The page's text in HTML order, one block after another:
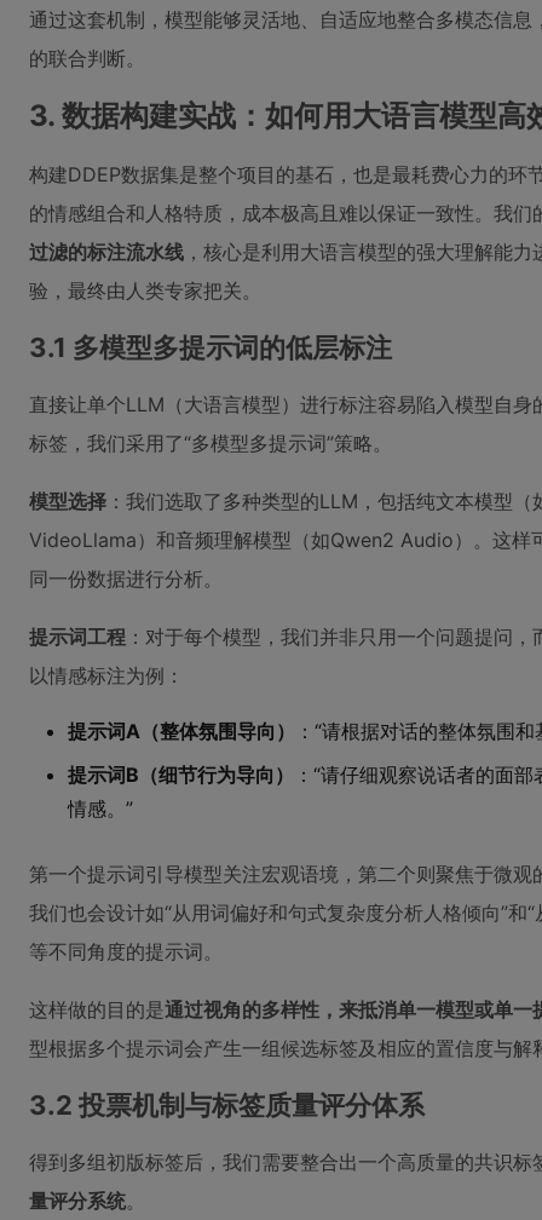
通过这套机制，模型能够灵活地、自适应地整合多模态信
的联合判断。
3. 数据构建实战：如何用大语言模型高
构建DDEP数据集是整个项目的基石，也是最耗费心力的环
的情感组合和人格特质，成本极高且难以保证一致性。我们
过滤的标注流水线 ，核心是利用大语言模型的强大理解能
验，最终由人类专家把关。
3.1 多模型多提示词的低层标注
直接让单个LLM（大语言模型）进行标注容易陷入模型自
标签，我们采用了“多模型多提示词”策略。
模型选择 ：我们选取了多种类型的LLM，包括纯文本模型
VideoLlama）和音频理解模型（如Qwen2 Audio）。这样
同一份数据进行分析。
提示词工程 ：对于每个模型，我们并非只用一个问题提问
以情感标注为例：
提示词A（整体氛围导向）
：“请根据对话的整体氛围
提示词B（细节行为导向）
：“请仔细观察说话者的面
情感。”
第一个提示词引导模型关注宏观语境，第二个则聚焦于微
我们也会设计如“从用词偏好和句式复杂度分析人格倾向”和
等不同角度的提示词。
这样做的目的是通过视角的多样性，来抵消单一模型或单
型根据多个提示词会产生一组候选标签及相应的置信度与解
3.2 投票机制与标签质量评分体系
得到多组初版标签后，我们需要整合出一个高质量的共识标
量评分系统。